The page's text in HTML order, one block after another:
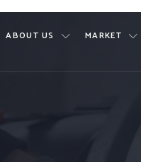
ABOUT US MARKET